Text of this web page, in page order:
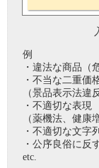
例
・違法な商品（
・不当な二重価
（景品表示法違
・不適切な表現
（薬機法、健康
・不適切な文字
・公序良俗に反
etc.